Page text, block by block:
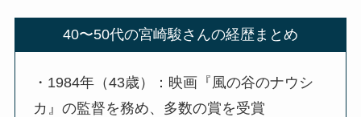
40〜50代の宮崎駿さんの経歴まとめ
・1984年（43歳）：映画『風の谷のナウシ
カ』の監督を務め、多数の賞を受賞